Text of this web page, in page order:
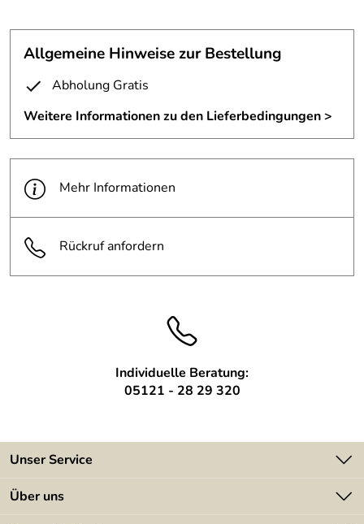
Aussendurchmesser 97 mm
Durchmesser:
aussen: 97 mm
Fertigungsverfa
hren:
Oberfläche:
Sichtseite poliert
Allgemeine Hinweise zur Bestellung
Abholung Gratis
Weitere Informationen zu den Lieferbedingungen >
Mehr Informationen
Rückruf anfordern
Individuelle Beratung:
05121 - 28 29 320
Unser Service
Kontakt
Über uns